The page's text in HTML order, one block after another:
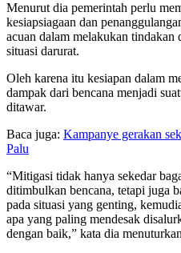
Menurut dia pemerintah perlu
kesiapsiagaan dan
acuan dalam melakukan tindakan
situasi darurat.
Oleh karena itu kesiapan dalam
dampak dari bencana menjadi
ditawar.
Baca juga: Kampanye gerakan
Palu
“Mitigasi tidak hanya sekedar
ditimbulkan bencana, tetapi juga
pada situasi yang genting,
apa yang paling mendesak
dengan baik,” kata dia